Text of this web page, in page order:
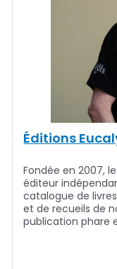
Éditions
Fondée en 2007,
éditeur
catalogue de
et de recueils de
publication phare